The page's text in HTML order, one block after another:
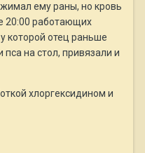
ему раны, но кровь
20:00 работающих
которой отец раньше
на стол, привязали и
хлоргексидином и